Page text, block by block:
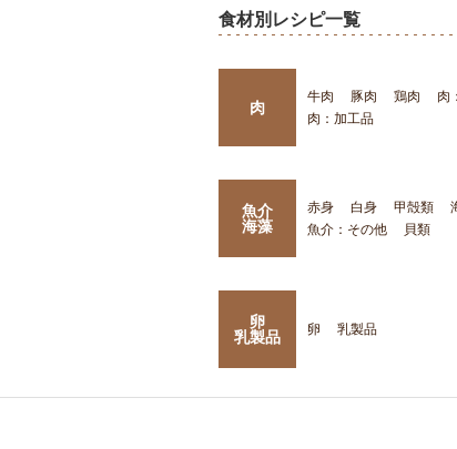
食材別レシピ一覧
肉
牛肉 豚肉 鶏肉
肉
肉：加工品
魚介
海藻
赤身 白身 甲殻類
魚介：その他
貝類
卵
乳製品
卵 乳製品